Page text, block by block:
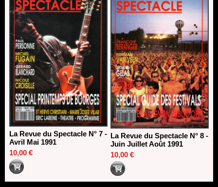
La Revue du Spectacle N° 7 -
Avril Mai 1991
10,00 €
La Revue du Spectacle N° 8 -
Juin Juillet Août 1991
10,00 €